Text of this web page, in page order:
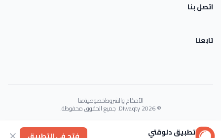
اتصل بنا
تابعنا
الأحكام والشروطخصوصيةعنا
© 2026 Dlwaqty. جميع الحقوق محفوظة.
Powered byGAIT
تطبيق دلوقتي